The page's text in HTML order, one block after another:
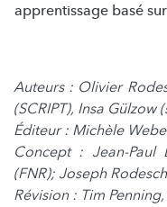
apprentissage basé
Auteurs : Olivier
(SCRIPT), Insa Gülzow
Éditeur : Michèle
Concept : Jean-Paul
(FNR); Joseph
Révision : Tim